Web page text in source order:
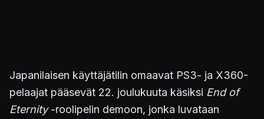
Japanilaisen käyttäjätilin omaavat PS3- ja X360-
pelaajat pääsevät 22. joulukuuta käsiksi End of
Eternity-roolipelin demoon, jonka luvataan